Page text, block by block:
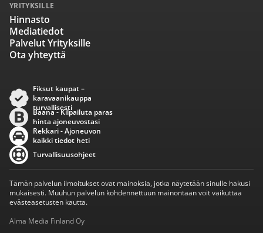
YRITYKSILLE
Hinnasto
Mediatiedot
Palvelut Yrityksille
Ota yhteyttä
Fiksut kaupat –
karavaanikauppa
turvallisesti
Baana - Kilpailuta paras
hinta ajoneuvostasi
Rekkari - Ajoneuvon
kaikki tiedot heti
Turvallisuusohjeet
Tämän palvelun ilmoitukset ovat mainoksia, jotka näytetään sinulle hakusi
mukaisesti. Muuhun palvelun kohdennettuun mainontaan voit vaikuttaa
evästeasetusten kautta.
Alma Media Finland Oy